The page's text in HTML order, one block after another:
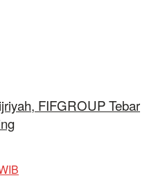
FIFGROUP Tebar